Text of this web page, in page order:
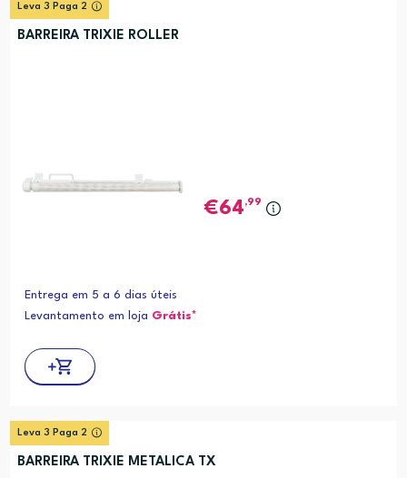
Leva 3 Paga 2
BARREIRA TRIXIE ROLLER
64,99
Entrega em 5 a 6 dias úteis
Levantamento em loja Grátis*
Leva 3 Paga 2
BARREIRA TRIXIE METALICA TX